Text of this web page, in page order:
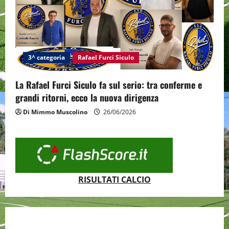
3^ categoria Rafael Furci Siculo
La Rafael Furci Siculo fa sul serio: tra conferme e
grandi ritorni, ecco la nuova dirigenza
Di Mimmo Muscolino 26/06/2026
RISULTATI CALCIO